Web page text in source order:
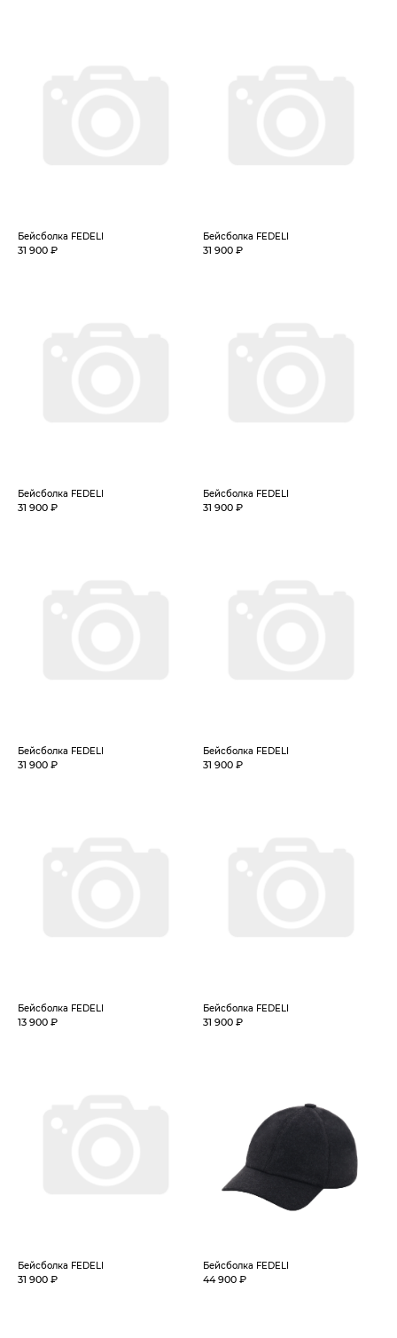
Бейсболка FEDELI
31 900 ₽
Бейсболка FEDELI
31 900 ₽
Бейсболка FEDELI
31 900 ₽
Бейсболка FEDELI
31 900 ₽
Бейсболка FEDELI
31 900 ₽
Бейсболка FEDELI
31 900 ₽
Бейсболка FEDELI
13 900 ₽
Бейсболка FEDELI
31 900 ₽
Бейсболка FEDELI
31 900 ₽
Бейсболка FEDELI
44 900 ₽